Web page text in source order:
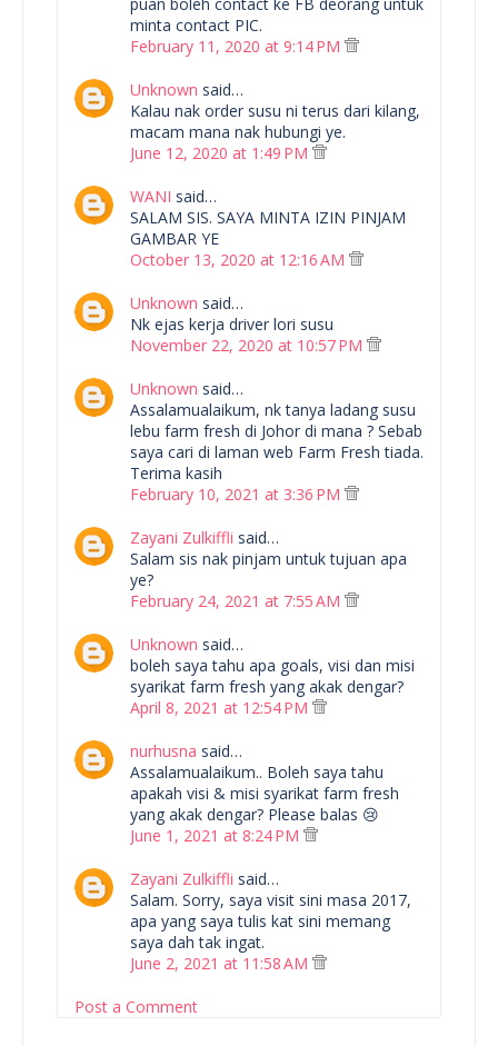
minta contact PIC.
February 11, 2020 at 9:14 PM
Unknown said…
Kalau nak order susu ni terus dari kilang,
macam mana nak hubungi ye.
June 12, 2020 at 1:49 PM
WANI said…
SALAM SIS. SAYA MINTA IZIN PINJAM
GAMBAR YE
October 13, 2020 at 12:16 AM
Unknown said…
Nk ejas kerja driver lori susu
November 22, 2020 at 10:57 PM
Unknown said…
Assalamualaikum, nk tanya ladang susu
lebu farm fresh di Johor di mana ? Sebab
saya cari di laman web Farm Fresh tiada.
Terima kasih
February 10, 2021 at 3:36 PM
Zayani Zulkiffli said…
Salam sis nak pinjam untuk tujuan apa
ye?
February 24, 2021 at 7:55 AM
Unknown said…
boleh saya tahu apa goals, visi dan misi
syarikat farm fresh yang akak dengar?
April 8, 2021 at 12:54 PM
nurhusna said…
Assalamualaikum.. Boleh saya tahu
apakah visi & misi syarikat farm fresh
yang akak dengar? Please balas 😢
June 1, 2021 at 8:24 PM
Zayani Zulkiffli said…
Salam. Sorry, saya visit sini masa 2017,
apa yang saya tulis kat sini memang
saya dah tak ingat.
June 2, 2021 at 11:58 AM
Post a Comment